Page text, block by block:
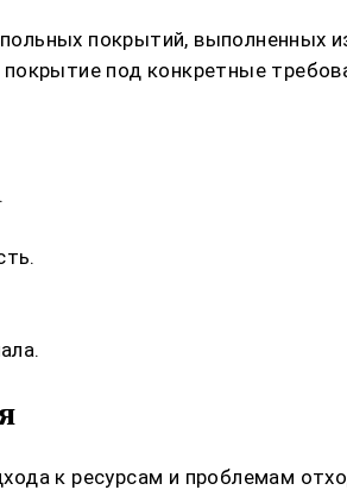
покрытий, выполненных
под конкретные
к ресурсам и проблемам